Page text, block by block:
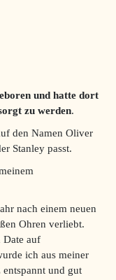
und hatte dort
zu werden.
den Namen Oliver
Stanley passt.
nach einem neuen
Ohren verliebt.
Date auf
ich aus meiner
und gut